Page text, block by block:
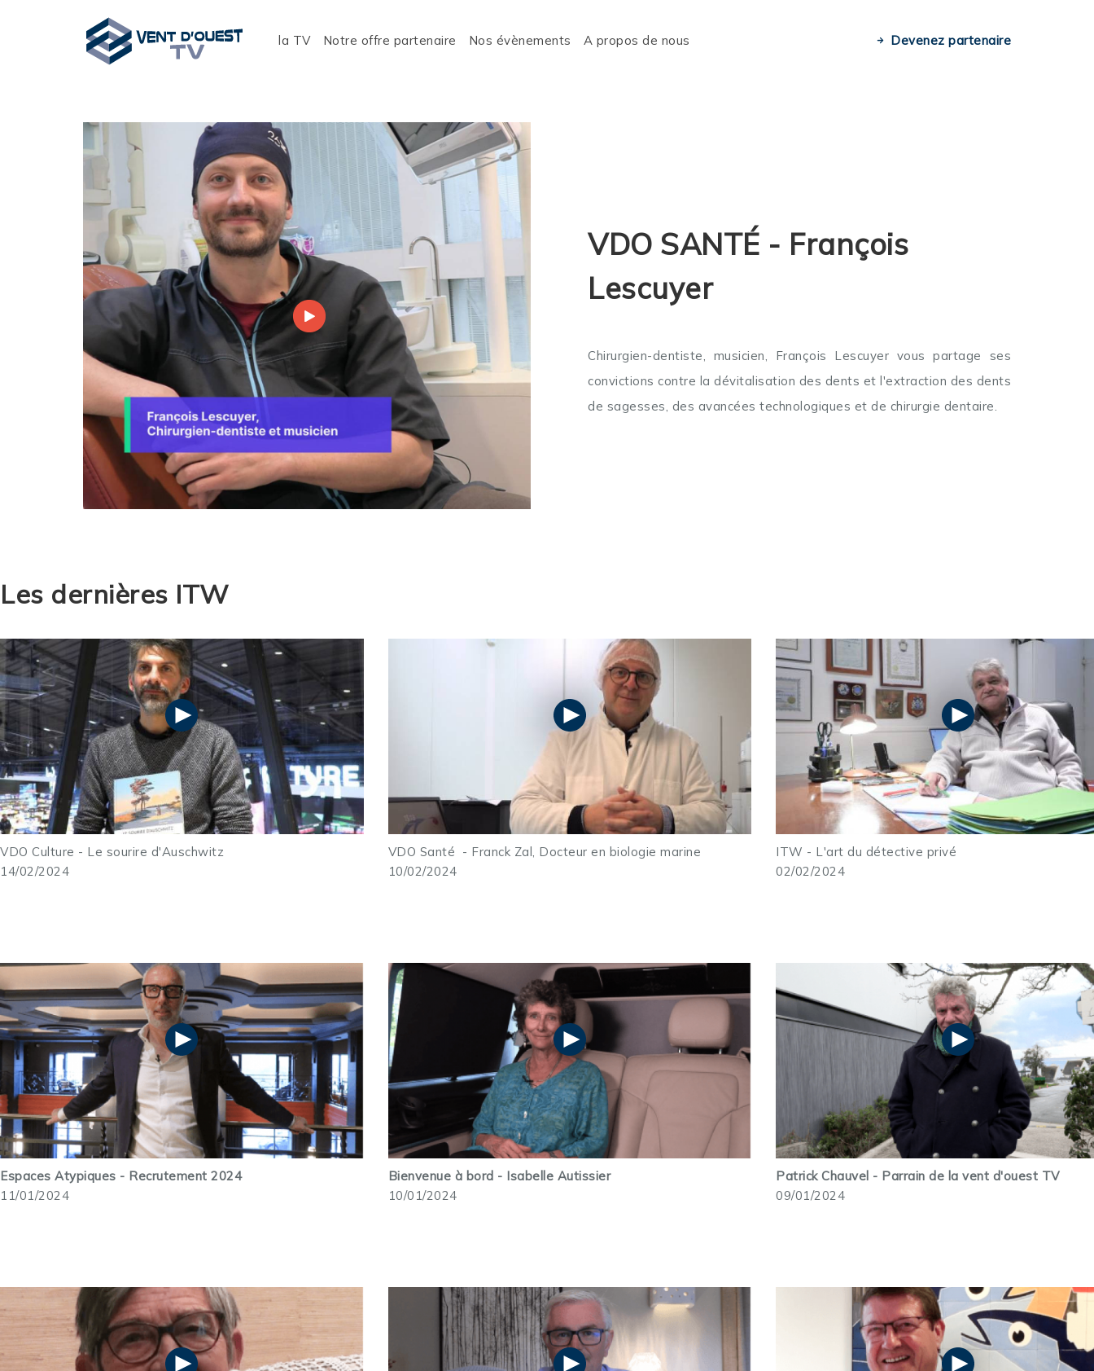
la TV Notre offre partenaire Nos évènements A propos de nous Devenez partenaire
VDO SANTÉ - François
Lescuyer
Chirurgien-dentiste, musicien, François Lescuyer vous partage ses
convictions contre la dévitalisation des dents et l'extraction des dents
de sagesses, des avancées technologiques et de chirurgie dentaire.
Les dernières ITW
VDO Culture - Le sourire d'Auschwitz
14/02/2024
VDO Santé - Franck Zal, Docteur en biologie marine
10/02/2024
ITW - L'art du détective privé
02/02/2024
Espaces Atypiques - Recrutement 2024
11/01/2024
Bienvenue à bord - Isabelle Autissier
10/01/2024
Patrick Chauvel - Parrain de la vent d'ouest TV
09/01/2024